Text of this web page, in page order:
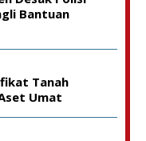
Bantuan
Tanah
Umat